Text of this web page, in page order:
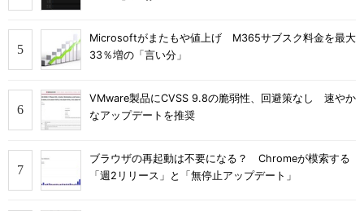
Microsoftがまたもや値上げ M365サブスク料金を最大
33％増の「言い分」
VMware製品にCVSS 9.8の脆弱性、回避策なし 速やか
なアップデートを推奨
ブラウザの再起動は不要になる？ Chromeが模索する
「週2リリース」と「無停止アップデート」